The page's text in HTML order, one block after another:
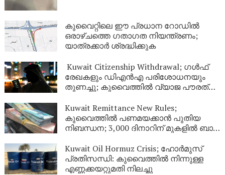
കുവൈറ്റിലെ ഈ പ്രധാന റോഡിൽ
ഒരാഴ്ചത്തെ ഗതാഗത നിയന്ത്രണം;
യാത്രക്കാർ ശ്രദ്ധിക്കുക
Kuwait Citizenship Withdrawal; ഗൾഫ്
രേഖകളും ഡിഎൻഎ പരിശോധനയും
തുണച്ചു; കുവൈത്തിൽ വ്യാജ പൗരത്വം
Kuwait Remittance New Rules;
കുവൈത്തിൽ പണമയക്കാൻ പുതിയ
നിബന്ധന; 3,000 ദിനാറിന് മുകളിൽ ബാങ്ക്
Kuwait Oil Hormuz Crisis; ഹോർമുസ്
പ്രതിസന്ധി: കുവൈത്തിൽ നിന്നുള്ള
എണ്ണക്കയറ്റുമതി നിലച്ചു